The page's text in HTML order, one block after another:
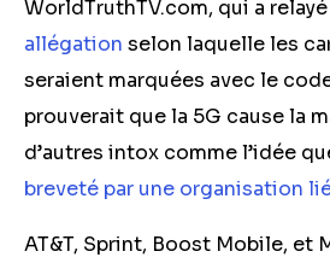
WorldTruthTV.com, qui a relayé
allégation selon laquelle les
seraient marquées avec le
prouverait que la 5G cause la
d’autres intox comme l’idée
breveté par une organisation
AT&T, Sprint, Boost Mobile, et